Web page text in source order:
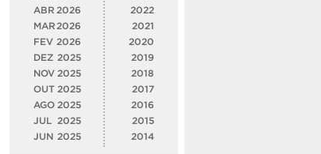
ABR 2026
MAR 2026
FEV 2026
DEZ 2025
NOV 2025
OUT 2025
AGO 2025
JUL
2025
JUN 2025
2022
2021
2020
2019
2018
2017
2016
2015
2014